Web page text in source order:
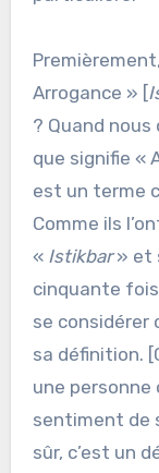
Arrogance » [
? Quand nous
que signifie «
est un terme
Comme ils
« Istikbar» et
cinquante
se considérer
sa définition.
une personne
sentiment de
sûr, c’est un